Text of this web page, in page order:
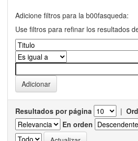
Adicione filtros para la b00fasqueda:
Use filtros para refinar los resultados
Resultados por página |
En orden